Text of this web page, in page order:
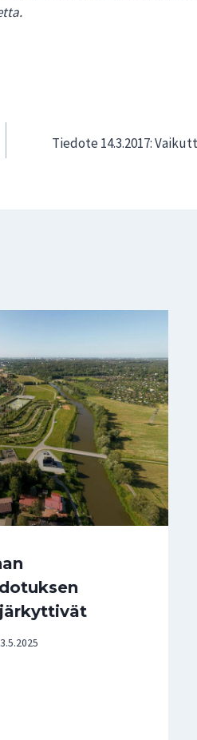
Tiedote 14.3.2017: